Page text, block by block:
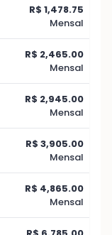
R$ 1,478.75
Mensal
R$ 2,465.00
Mensal
R$ 2,945.00
Mensal
R$ 3,905.00
Mensal
R$ 4,865.00
Mensal